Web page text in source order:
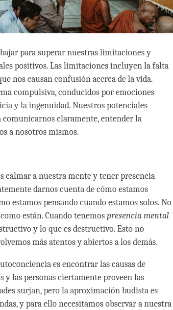
para superar nuestras limitaciones y
positivos. Las limitaciones incluyen la falta
nos causan confusión acerca de la vida.
compulsiva, conducidos por emociones
y la ingenuidad. Nuestros potenciales
claramente, entender la
a nosotros mismos.
calmar a nuestra mente y tener presencia
darnos cuenta de cómo estamos
estamos pensando cuando estamos solos. No
están. Cuando tenemospresencia mental
y lo que es destructivo. Esto no
más atentos y abiertos a los demás.
es encontrar las causas de
y las personas ciertamente proveen las
surjan, pero la aproximación budista es
y para ello necesitamos observar a nuestra